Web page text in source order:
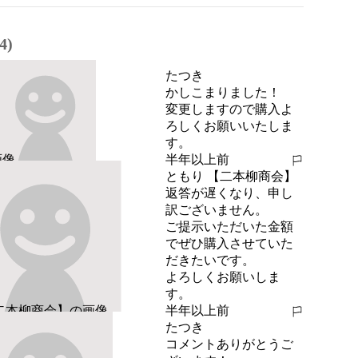
たつき
かしこまりました！
変更しますので購入よ
ろしくお願いいたしま
す。
半年以上前
報告する
ともり 【二本柳商会】
返答が遅くなり、申し
訳ございません。
ご提示いただいた金額
でぜひ購入させていた
だきたいです。
よろしくお願いしま
す。
半年以上前
報告する
たつき
コメントありがとうご